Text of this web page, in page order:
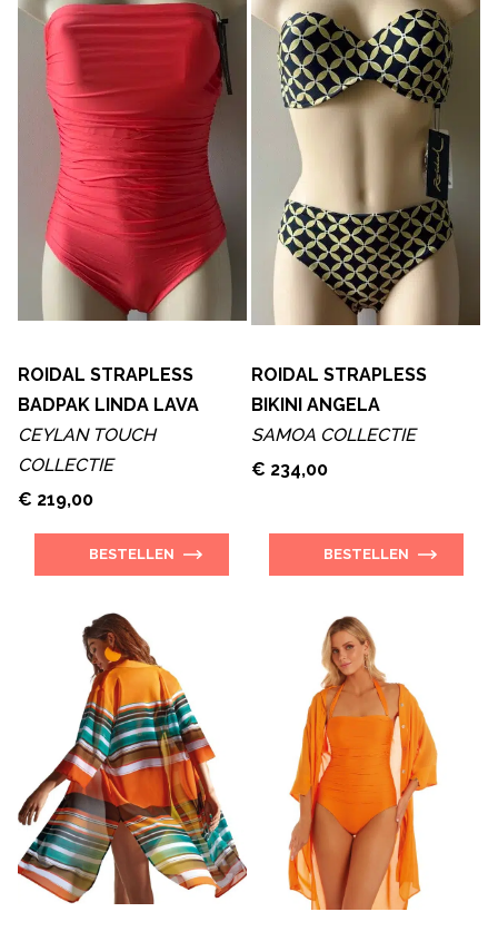
ROIDAL STRAPLESS
BADPAK LINDA LAVA
CEYLAN TOUCH
COLLECTIE
€ 219,00
BESTELLEN
ROIDAL STRAPLESS
BIKINI ANGELA
SAMOA COLLECTIE
€ 234,00
BESTELLEN